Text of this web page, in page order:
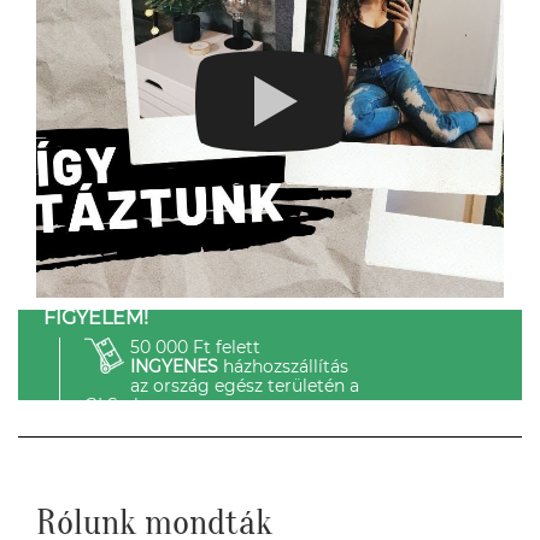
FIGYELEM!
50 000 Ft felett
INGYENESházhozszállítás
az ország egész területén a
GLS-el.
Rólunk mondták